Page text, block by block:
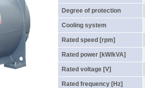
Degree of protection
Cooling system
Rated speed [rpm]
Rated power [kW/kVA]
Rated voltage [V]
Rated frequency [Hz]